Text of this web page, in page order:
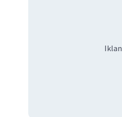
Iklan